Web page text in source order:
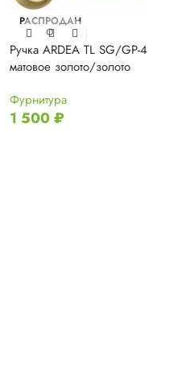
РАСПРОДАН
О
Ручка ARDEA TL SG/GP-4
матовое золото/золото
Фурнитура
1 500₽